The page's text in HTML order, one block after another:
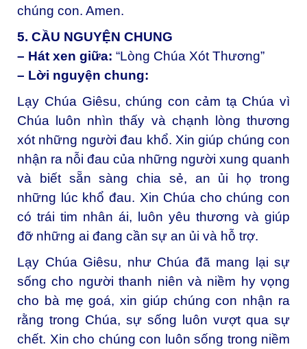
chúng con. Amen.
5. CẦU NGUYỆN CHUNG
– Hát xen giữa: “Lòng Chúa Xót Thương”
– Lời nguyện chung:
Lạy Chúa Giêsu, chúng con cảm tạ Chúa vì
Chúa luôn nhìn thấy và chạnh lòng thương
xót những người đau khổ. Xin giúp chúng con
nhận ra nỗi đau của những người xung quanh
và biết sẵn sàng chia sẻ, an ủi họ trong
những lúc khổ đau. Xin Chúa cho chúng con
có trái tim nhân ái, luôn yêu thương và giúp
đỡ những ai đang cần sự an ủi và hỗ trợ.
Lạy Chúa Giêsu, như Chúa đã mang lại sự
sống cho người thanh niên và niềm hy vọng
cho bà mẹ goá, xin giúp chúng con nhận ra
rằng trong Chúa, sự sống luôn vượt qua sự
chết. Xin cho chúng con luôn sống trong niềm